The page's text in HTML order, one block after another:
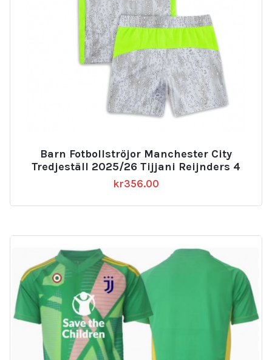
Barn Fotbollströjor Manchester City
Tredjeställ 2025/26 Tijjani Reijnders 4
kr356.00